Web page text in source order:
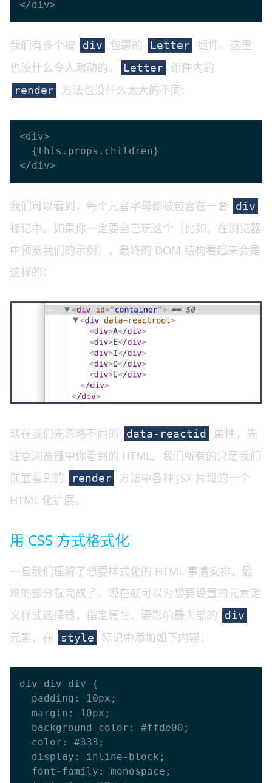
我们有多个被 div 包裹的 Letter
组件。这里
也没什么令人激动的。
Letter 组件内的
render 方法也没什么太大的不同:
<div>
我们可以看到，每个元音字母都被包含在一套 div
标记中。如果你一定要自己玩这个（比如，在浏览器
中预览我们的示例），最终的 DOM 结构看起来会是
这样的：
现在我们先忽略不同的 data-reactid
属性，先
注意浏览器中你看到的 HTML。我们所有的只是我们
前面看到的
render
方法中各种 JSX 片段的一个
HTML 化扩展。
用 CSS 方式格式化
一旦我们理解了想要样式化的 HTML 事情安排，最
难的部分就完成了。现在就可以为想要设置的元素定
义样式选择器，指定属性。要影响最内部的
div
元素，在 style 标记中添加如下内容：
div div div {